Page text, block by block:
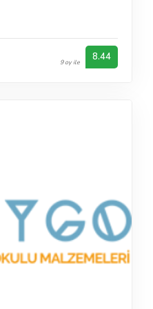
9 oy ile 8.44